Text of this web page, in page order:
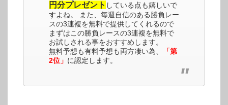
円分プレゼント している点も嬉しいで
すよね。 また、毎週自信のある勝負レー
スの3連複を無料で提供してくれるので
まずはこの勝負レースの3連複を無料で
お試しされる事をおすすめします。
無料予想も有料予想も両方凄い為、
「第
2位」 に認定します。